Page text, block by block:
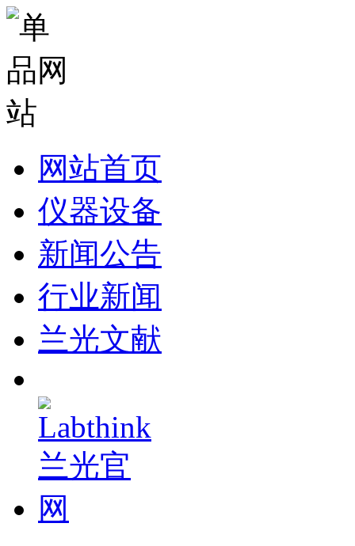
网站首页
仪器设备
新闻公告
行业新闻
兰光文献